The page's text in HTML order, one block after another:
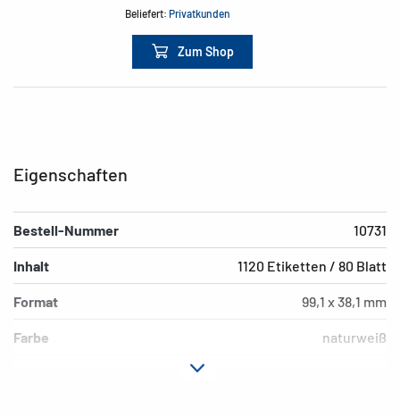
Beliefert:Privatkunden
Zum Shop
Eigenschaften
Bestell-Nummer 10731
Inhalt 1120 Etiketten / 80 Blatt
Format 99,1 x 38,1 mm
Farbe naturweiß